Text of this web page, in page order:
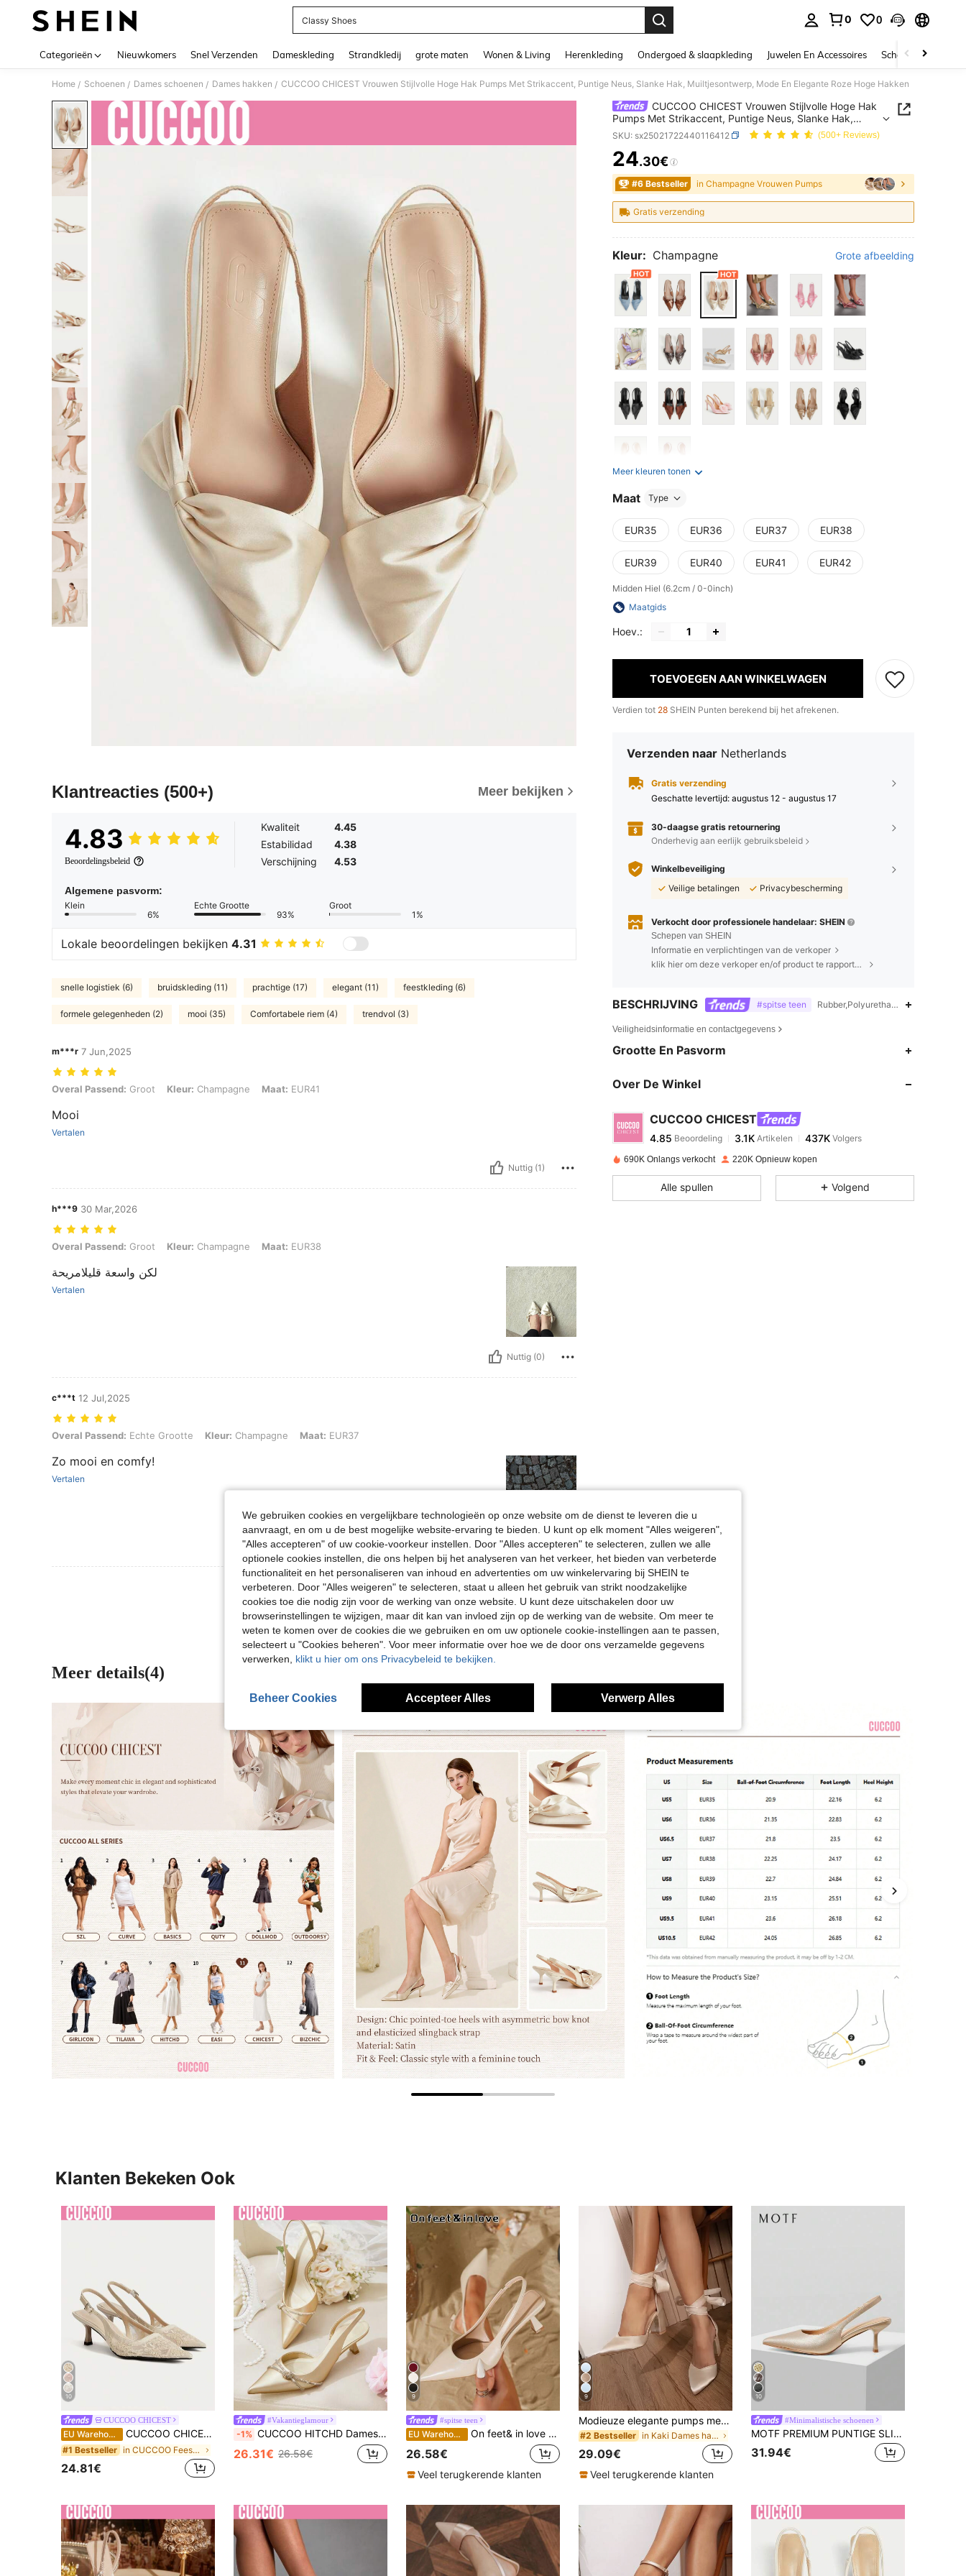
Classy Shoes
0 0
Categorieën Nieuwkomers Snel Verzenden Dameskleding Strandkledij grote maten Wonen & Living Herenkleding Ondergoed & slaapkleding Juwelen En Accessoires Schoonheid &
Home / Schoenen / Dames schoenen / Dames hakken / CUCCOO CHICEST Vrouwen Stijlvolle Hoge Hak Pumps Met Strikaccent, Puntige Neus, Slanke Hak, Muiltjesontwerp, Mode En Elegante Roze Hoge Hakken
Klantreacties (500+) Meer bekijken
4.83
Beoordelingsbeleid
Kwaliteit
4.45
Estabilidad
4.38
Verschijning
4.53
Algemene pasvorm:
Klein
6%
Echte Grootte
93%
Groot
1%
Lokale beoordelingen bekijken 4.31
snelle logistiek (6) bruidskleding (11) prachtige (17) elegant (11) feestkleding (6)
formele gelegenheden (2) mooi (35) Comfortabele riem (4) trendvol (3)
m***r 7 Jun,2025
Overal Passend: Groot, Kleur: Champagne, Maat: EUR41
Overal Passend: Groot Kleur: Champagne Maat: EUR41
Mooi
Vertalen
Nuttig (1)
h***9 30 Mar,2026
Overal Passend: Groot, Kleur: Champagne, Maat: EUR38
Overal Passend: Groot Kleur: Champagne Maat: EUR38
لكن واسعة قليلامريحة
Vertalen
Nuttig (0)
c***t 12 Jul,2025
Overal Passend: Echte Grootte, Kleur: Champagne, Maat: EUR37
Overal Passend: Echte Grootte Kleur: Champagne Maat: EUR37
Zo mooi en comfy!
Vertalen
Nuttig (1)
Meer Beoordelingen Bekijken
CUCCOO CHICEST Vrouwen Stijlvolle Hoge Hak
Pumps Met Strikaccent, Puntige Neus, Slanke Hak,
Muiltjesontwerp, Mode En Elegante Roze Hoge Hakken
SKU: sx25021722440116412 (500+ Reviews)
PRICE AND AVAILABILITY
24.30€
#6 Bestseller in Champagne Vrouwen Pumps
Gratis verzending
Kleur: Champagne Grote afbeelding
Meer kleuren tonen
Maat Type
EUR35 EUR36 EUR37 EUR38
EUR39 EUR40 EUR41 EUR42
Midden Hiel (6.2cm / 0-0inch)
Maatgids
Hoev.:
TOEVOEGEN AAN WINKELWAGEN
Verdien tot 28 SHEIN Punten berekend bij het afrekenen.
Verzenden naar Netherlands
Gratis verzending
Geschatte levertijd: augustus 12 - augustus 17
30-daagse gratis retournering
Onderhevig aan eerlijk gebruiksbeleid
Winkelbeveiliging
Veilige betalingen
Privacybescherming
Verkocht door professionele handelaar: SHEIN
Schepen van SHEIN
Informatie en verplichtingen van de verkoper
klik hier om deze verkoper en/of product te rapporteren.
BESCHRIJVING #spitse teen Rubber,Polyurethane,Grote Strikken
Veiligheidsinformatie en contactgegevens
Grootte En Pasvorm
Over De Winkel
CUCCOO CHICEST
4.85
4.85 Beoordeling 3.1K Artikelen
m***sbetaalde1 dag geleden
690K Onlangs verkocht 220K Opnieuw kopen
Alle spullen Volgend
Meer details(4)
Klanten Bekeken Ook
10
CUCCOO CHICEST
EU Warehouse CUCCOO CHICEST Elegante puntige sandalen met hoge hakken en kanten bloemenprint, in een nieuwe Chinese stijl, geschikt voor vrouwen die van temperament houden. Ze zijn zeer geschikt voor dagelijks gebruik, een date of om te combineren met een cheongsam of jurk voor informele gelegenheden.
#1 Bestseller in CUCCOO Feestschoenen .
24.81€
#Vakantieglamour
-1% CUCCOO HITCHD Dames puntige neus lage hak comfortabele mode veelzijdige gouden kristallen band bruiloft feest evenement hoge hak & rugloze pumps
26.31€ 26.58€
9
#spitse teen
EU Warehouse On feet& in love Elegante pumps met spitse neus en hoge hak voor dames, geschikt voor een feestelijke outfit, met een lage hak, elegant.
26.58€
Veel terugkerende klanten
9
Modieuze elegante pumps met vetersluiting, dikke hak, spitse neus en open details, geschikt voor zomer en herfst, elegant, damespumps, elegant, voor feestjes en bruiloften.
#2 Bestseller in Kaki Dames hakken
29.09€
Veel terugkerende klanten
10
#Minimalistische schoenen
MOTF PREMIUM PUNTIGE SLINGBACKS HOGE HAK PUMPS
31.94€
We gebruiken cookies en vergelijkbare technologieën op onze website om de dienst te leveren die u
aanvraagt, en om u de best mogelijke website-ervaring te bieden. U kunt op elk moment "Alles weigeren",
"Alles accepteren" of uw cookie-voorkeur instellen. Door "Alles accepteren" te selecteren, zullen we alle
optionele cookies instellen, die ons helpen bij het analyseren van het verkeer, het bieden van verbeterde
functionaliteit en het personaliseren van inhoud en advertenties om uw winkelervaring bij SHEIN te
verbeteren. Door "Alles weigeren" te selecteren, staat u alleen het gebruik van strikt noodzakelijke
cookies toe die nodig zijn voor de werking van onze website. U kunt deze uitschakelen door uw
browserinstellingen te wijzigen, maar dit kan van invloed zijn op de werking van de website. Om meer te
weten te komen over de cookies die we gebruiken en om uw optionele cookie-instellingen aan te passen,
selecteert u "Cookies beheren". Voor meer informatie over hoe we de door ons verzamelde gegevens
verwerken, klikt u hier om ons Privacybeleid te bekijken.
Beheer Cookies Accepteer Alles Verwerp Alles